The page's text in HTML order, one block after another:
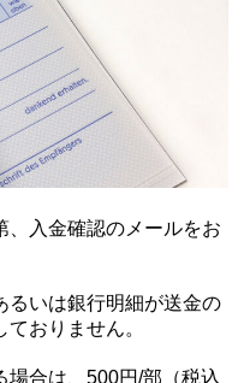
、入金確認のメールをお
るいは銀行明細が送金の
おりません。
場合は、500円/部（税込